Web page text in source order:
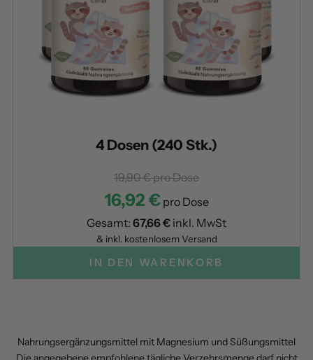
4 Dosen (240 Stk.)
19,90 €pro Dose
16,92 €pro Dose
Gesamt: 67,66 € inkl. MwSt
& inkl. kostenlosem Versand
IN DEN WARENKORB
Nahrungsergänzungsmittel mit Magnesium und Süßungsmittel